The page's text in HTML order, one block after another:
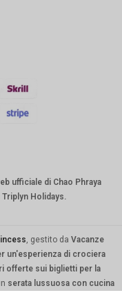
ufficiale di Chao Phraya
Holidays.
, gestito da Vacanze
un'esperienza di crociera
offerte sui biglietti per la
serata lussuosa con cucina